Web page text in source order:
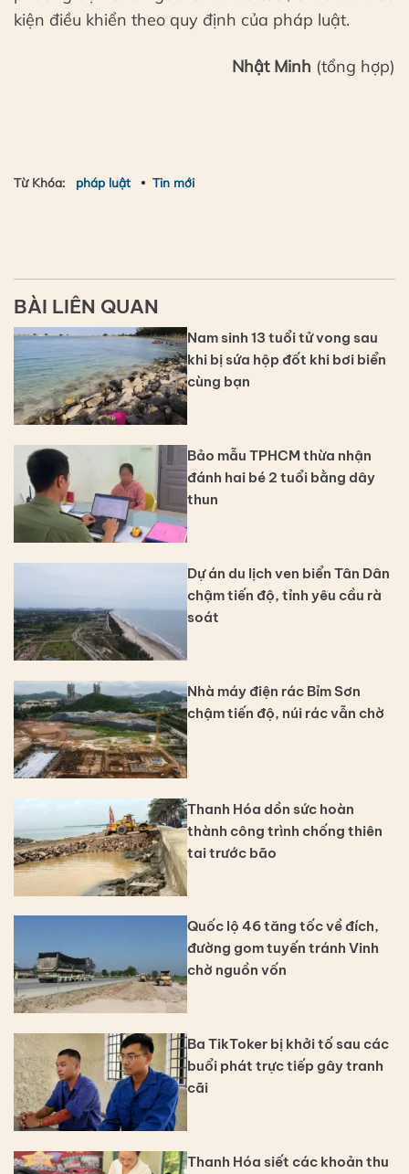
kiện điều khiển theo quy định của pháp luật.
Nhật Minh (tổng hợp)
Từ Khóa: pháp luật Tin mới
BÀI LIÊN QUAN
Nam sinh 13 tuổi tử vong sau
khi bị sứa hộp đốt khi bơi biển
cùng bạn
Bảo mẫu TPHCM thừa nhận
đánh hai bé 2 tuổi bằng dây
thun
Dự án du lịch ven biển Tân Dân
chậm tiến độ, tỉnh yêu cầu rà
soát
Nhà máy điện rác Bỉm Sơn
chậm tiến độ, núi rác vẫn chờ
Thanh Hóa dồn sức hoàn
thành công trình chống thiên
tai trước bão
Quốc lộ 46 tăng tốc về đích,
đường gom tuyến tránh Vinh
chờ nguồn vốn
Ba TikToker bị khởi tố sau các
buổi phát trực tiếp gây tranh
cãi
Thanh Hóa siết các khoản thu